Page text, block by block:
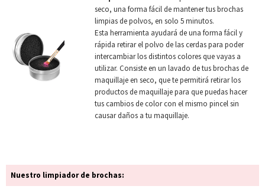
seco, una forma fácil de mantener tus brochas
limpias de polvos, en solo 5 minutos.
Esta herramienta ayudará de una forma fácil y
rápida retirar el polvo de las cerdas para poder
intercambiar los distintos colores que vayas a
utilizar. Consiste en un lavado de tus brochas de
maquillaje en seco, que te permitirá retirar los
productos de maquillaje para que puedas hacer
tus cambios de color con el mismo pincel sin
causar daños a tu maquillaje.
Nuestro limpiador de brochas: